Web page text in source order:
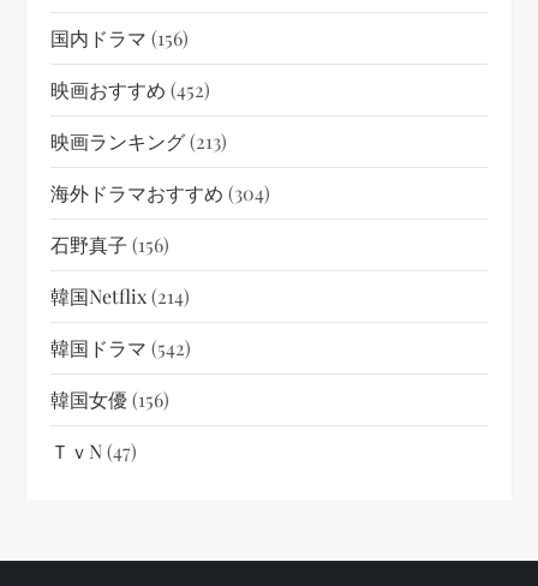
国内ドラマ (156)
映画おすすめ (452)
映画ランキング(213)
海外ドラマおすすめ (304)
石野真子 (156)
韓国netflix(214)
韓国ドラマ (542)
韓国女優(156)
ＴｖN(47)